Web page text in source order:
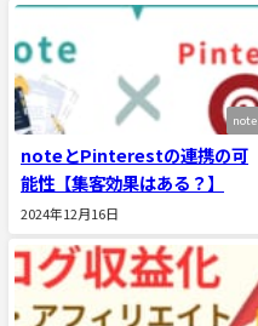
note
noteとPinterestの連携の可
能性【集客効果はある？】
2024年12月16日